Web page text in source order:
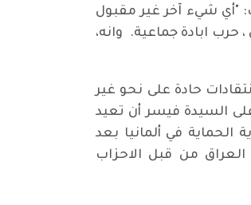
"أي شيء آخر غير مقبول
حرب ابادة جماعية. وانه،
حادة على نحو غير
السيدة فيسر أن تعيد
الحماية في ألمانيا بعد
من قبل الاحزاب